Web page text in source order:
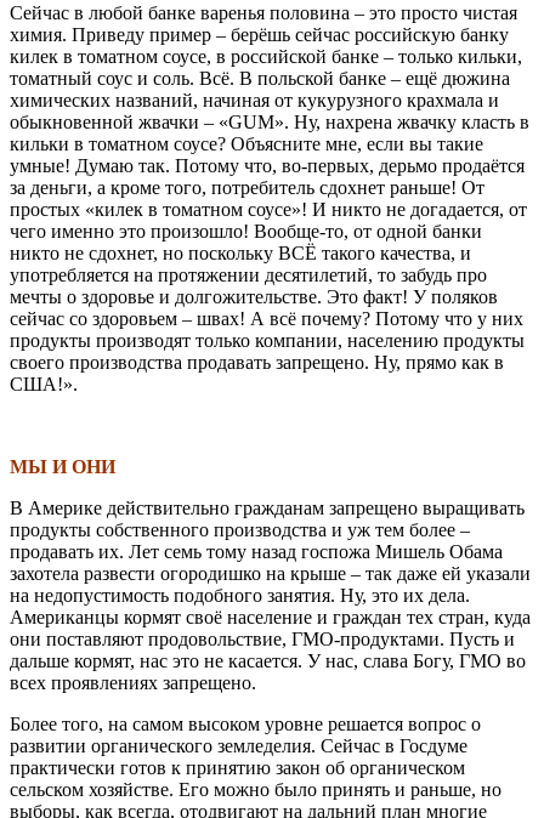
Сейчас в любой банке варенья половина – это просто чистая
химия. Приведу пример – берёшь сейчас российскую банку
килек в томатном соусе, в российской банке – только кильки,
томатный соус и соль. Всё. В польской банке – ещё дюжина
химических названий, начиная от кукурузного крахмала и
обыкновенной жвачки – «GUM». Ну, нахрена жвачку класть в
кильки в томатном соусе? Объясните мне, если вы такие
умные! Думаю так. Потому что, во-первых, дерьмо продаётся
за деньги, а кроме того, потребитель сдохнет раньше! От
простых «килек в томатном соусе»! И никто не догадается, от
чего именно это произошло! Вообще-то, от одной банки
никто не сдохнет, но поскольку ВСЁ такого качества, и
употребляется на протяжении десятилетий, то забудь про
мечты о здоровье и долгожительстве. Это факт! У поляков
сейчас со здоровьем – швах! А всё почему? Потому что у них
продукты производят только компании, населению продукты
своего производства продавать запрещено. Ну, прямо как в
США!».
МЫ И ОНИ
В Америке действительно гражданам запрещено выращивать
продукты собственного производства и уж тем более –
продавать их. Лет семь тому назад госпожа Мишель Обама
захотела развести огородишко на крыше – так даже ей указали
на недопустимость подобного занятия. Ну, это их дела.
Американцы кормят своё население и граждан тех стран, куда
они поставляют продовольствие, ГМО-продуктами. Пусть и
дальше кормят, нас это не касается. У нас, слава Богу, ГМО во
всех проявлениях запрещено.
Более того, на самом высоком уровне решается вопрос о
развитии органического земледелия. Сейчас в Госдуме
практически готов к принятию закон об органическом
сельском хозяйстве. Его можно было принять и раньше, но
выборы, как всегда, отодвигают на дальний план многие